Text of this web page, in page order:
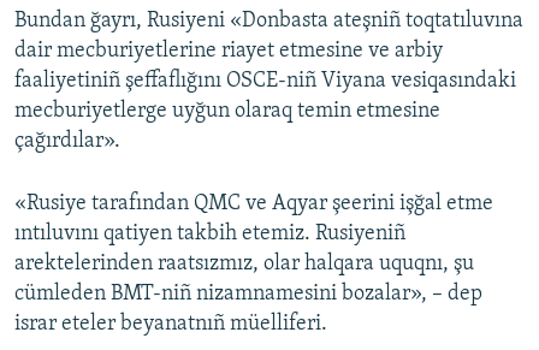
Bundan ğayrı, Rusiyeni «Donbasta ateşniñ toqtatıluvına
dair mecburiyetlerine riayet etmesine ve arbiy
faaliyetiniñ şeffaflığını OSCE-niñ Viyana vesiqasındaki
mecburiyetlerge uyğun olaraq temin etmesine
çağırdılar».
«Rusiye tarafından QMC ve Aqyar şeerini işğal etme
ıntıluvını qatiyen takbih etemiz. Rusiyeniñ
arektelerinden raatsızmız, olar halqara uquqnı, şu
cümleden BMT-niñ nizamnamesini bozalar», – dep
israr eteler beyanatnıñ müelliferi.